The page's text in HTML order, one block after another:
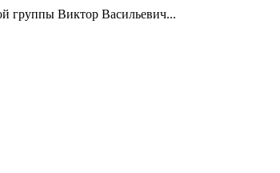
группы Виктор Васильевич...